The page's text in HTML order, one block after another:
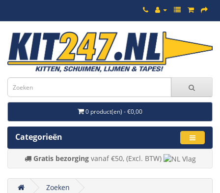
0 product(en) - €0,00
Categorieën
Gratis bezorgingvanaf €50, (Excl. BTW)
Zoeken